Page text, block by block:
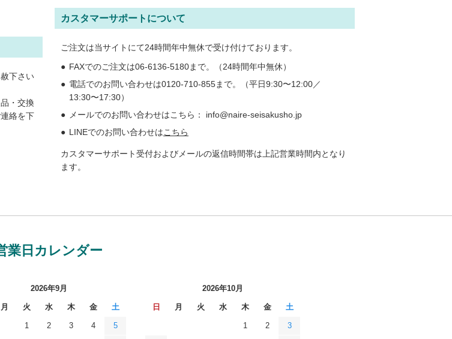
下さい
・交換
絡を下
カスタマーサポートについて
ご注文は当サイトにて24時間年中無休で受け付けております。
FAXでのご注文は06-6136-5180まで。（24時間年中無休）
電話でのお問い合わせは0120-710-855まで。（平日9:30〜12:00／
13:30〜17:30）
メールでのお問い合わせはこちら： info@naire-seisakusho.jp
LINEでのお問い合わせはこちら
カスタマーサポート受付およびメールの返信時間帯は上記営業時間内となり
ます。
業日カレンダー
2026年9月
月 火 水 木 金 土
1 2 3 4 5
2026年10月
日 月 火 水 木 金 土
1 2 3